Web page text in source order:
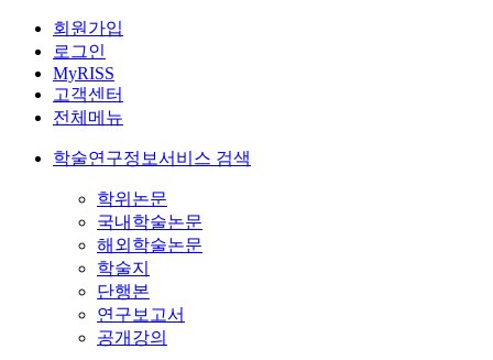
회원가입
로그인
MyRISS
고객센터
전체메뉴
학술연구정보서비스 검색
학위논문
국내학술논문
해외학술논문
학술지
단행본
연구보고서
공개강의